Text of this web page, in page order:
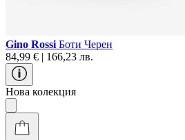
Gino Rossi Боти Черен
84,99 € | 166,23 лв.
Нова колекция